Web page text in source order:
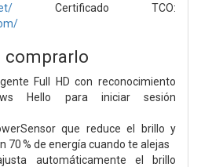
Certificado TCO:
comprarlo
Full HD con reconocimiento
Hello para iniciar sesión
que reduce el brillo y
70 % de energía cuando te alejas
automáticamente el brillo